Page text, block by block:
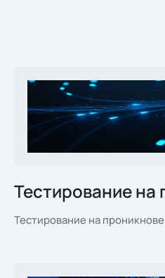
Тестирование на
Тестирование на